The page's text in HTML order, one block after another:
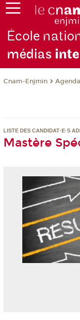
École
médias
Cnam-Enjmin Agenda
LISTE DES CANDIDAT·E·S
Mastère